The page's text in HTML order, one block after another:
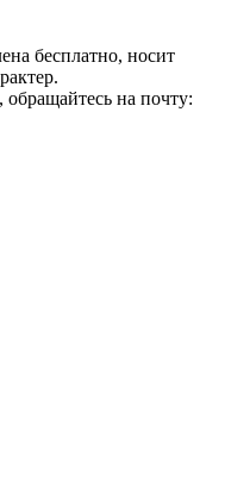
бесплатно, носит
на почту: